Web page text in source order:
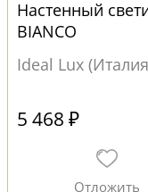
Настенный
BIANCO
Ideal Lux
5 468 ₽